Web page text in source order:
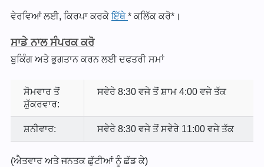
ਵੇਰਵਿਆਂ ਲਈ, ਕਿਰਪਾ ਕਰਕੇਇੱਥੇ* ਕਲਿੱਕ ਕਰੋ*।
ਸਾਡੇ ਨਾਲ ਸੰਪਰਕ ਕਰੋ
ਬੁਕਿੰਗ ਅਤੇ ਭੁਗਤਾਨ ਕਰਨ ਲਈ ਦਫਤਰੀ ਸਮਾਂ
ਸੋਮਵਾਰ ਤੋਂ
ਸ਼ੁੱਕਰਵਾਰ:
ਸਵੇਰੇ 8:30 ਵਜੇ ਤੋਂ ਸ਼ਾਮ 4:00 ਵਜੇ ਤੱਕ
ਸ਼ਨੀਵਾਰ: ਸਵੇਰੇ 8:30 ਵਜੇ ਤੋਂ ਸਵੇਰੇ 11:00 ਵਜੇ ਤੱਕ
(ਐਤਵਾਰ ਅਤੇ ਜਨਤਕ ਛੁੱਟੀਆਂ ਨੂੰ ਛੱਡ ਕੇ)